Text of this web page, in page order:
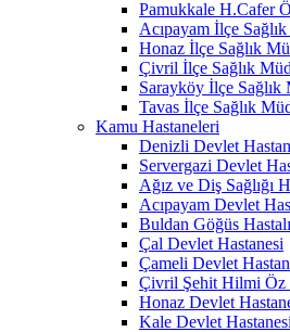
Pamukkale H.Cafer
Acıpayam İlçe
Honaz İlçe Sağlık
Çivril İlçe Sağlık
Sarayköy İlçe Sağlık
Tavas İlçe Sağlık
Kamu Hastaneleri
Denizli Devlet
Servergazi Devlet
Ağız ve Diş Sağlığı
Acıpayam Devlet
Buldan Göğüs
Çal Devlet Hastanesi
Çameli Devlet
Çivril Şehit Hilmi Öz
Honaz Devlet
Kale Devlet Hastanesi